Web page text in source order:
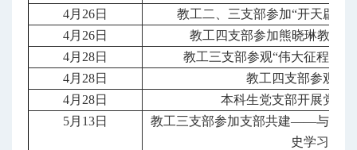
4月26日
教工二、三支部参加“开天辟地
4月26日
教工四支部参加熊晓琳教授“
4月28日
教工三支部参观“伟大征程——
4月28日
教工四支部参观首
4月28日
本科生党支部开展党史
5月13日
教工三支部参加支部共建——与乐陵
史学习教育